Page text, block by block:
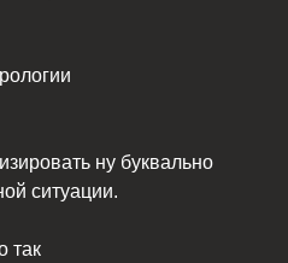
ну буквально
ситуации.
так